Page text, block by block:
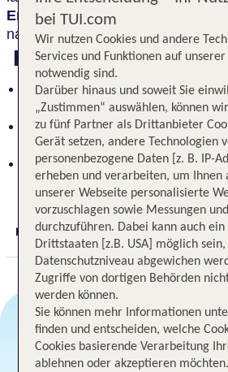
Entdeckungstouren durch den
nahegelegenen
Highlights
Kulinarische Köstlichkeiten in
verwöhnen den Genießer
Nahe zum Weltkulturerbe
Rammelsberg
Idealer Ausgangspunkt für
durch den Harz
Digitaler und telefonischer
bei TUI.com
Wir nutzen Cookies und andere
Services und Funktionen auf
notwendig sind.
Darüber hinaus und soweit Sie
„Zustimmen“ auswählen, können
zu fünf Partner als Drittanbieter
Gerät setzen, andere Technologien
personenbezogene Daten [z. B. IP-
erheben und verarbeiten, um Ihnen
unserer Webseite personalisierte
vorzuschlagen sowie Messungen
durchzuführen. Dabei kann auch
Drittstaaten [z.B. USA] möglich
Datenschutzniveau abgewichen
Zugriffe von dortigen Behörden
werden können.
Sie können mehr Informationen
finden und entscheiden, welche
Cookies basierende Verarbeitung
ablehnen oder akzeptieren